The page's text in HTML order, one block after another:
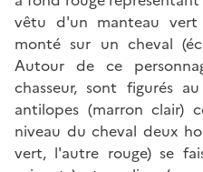
vêtu d'un manteau
monté sur un cheval
Autour de ce
chasseur, sont figurés
antilopes (marron clair)
niveau du cheval deux
vert, l'autre rouge) se